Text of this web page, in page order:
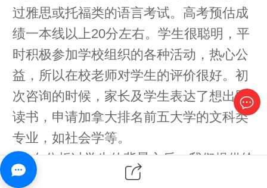
过雅思或托福类的语言考试。高考预估成
绩一本线以上20分左右。学生很聪明，平
时积极参加学校组织的各种活动，热心公
益，所以在校老师对学生的评价很好。初
次咨询的时候，家长及学生表达了想出国
读书，申请加拿大排名前五大学的文科类
专业，如社会学等。
在分析过学生的背景之后，我们提供给
家长两种留学规划方式。第一种方式，可